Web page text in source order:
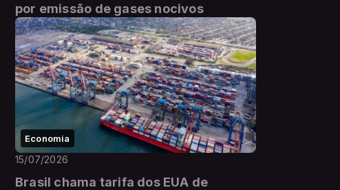
por emissão de gases nocivos
Economia
15/07/2026
Brasil chama tarifa dos EUA de